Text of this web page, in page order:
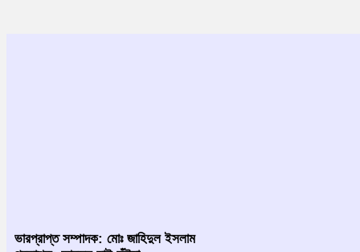
ভারপ্রাপ্ত সম্পাদক: মোঃ জাহিদুল ইসলাম